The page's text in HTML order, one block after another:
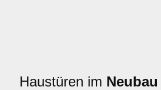
Haustüren im Neubau